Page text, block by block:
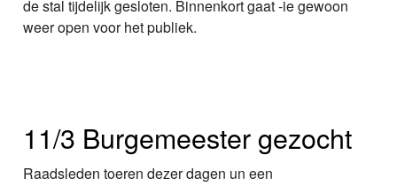
de stal tijdelijk gesloten. Binnenkort gaat -ie gewoon
weer open voor het publiek.
11/3 Burgemeester gezocht
Raadsleden toeren dezer dagen un een